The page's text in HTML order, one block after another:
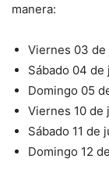
manera:
Viernes 03
Sábado 04 de
Domingo 05
Viernes 10 de
Sábado 11 de
Domingo 12